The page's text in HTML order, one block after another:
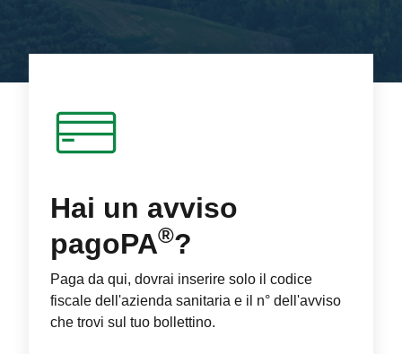
Hai un avviso
pagoPA®?
Paga da qui, dovrai inserire solo il codice
fiscale dell'azienda sanitaria e il n° dell'avviso
che trovi sul tuo bollettino.